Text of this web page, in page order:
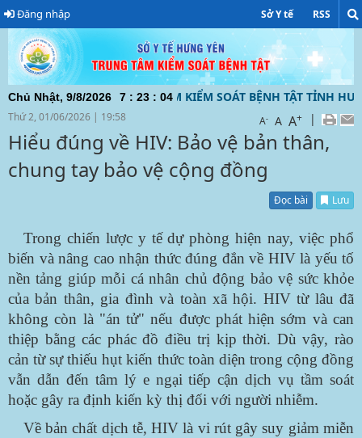
Đăng nhập Sở Y tế RSS
Chủ Nhật, 9/8/2026 7 : 23 : 05
TỬ CỦA TRUNG TÂM KIỂM SOÁT BỆNH TẬT TỈNH
Thứ 2, 01/06/2026 | 19:58 A- A A+ |
Hiểu đúng về HIV: Bảo vệ bản thân,
chung tay bảo vệ cộng đồng
Đọc bài Lưu
Trong chiến lược y tế dự phòng hiện nay, việc phổ
biến và nâng cao nhận thức đúng đắn về HIV là yếu tố
nền tảng giúp mỗi cá nhân chủ động bảo vệ sức khỏe
của bản thân, gia đình và toàn xã hội. HIV từ lâu đã
không còn là "án tử" nếu được phát hiện sớm và can
thiệp bằng các phác đồ điều trị kịp thời. Dù vậy, rào
cản từ sự thiếu hụt kiến thức toàn diện trong cộng đồng
vẫn dẫn đến tâm lý e ngại tiếp cận dịch vụ tầm soát
hoặc gây ra định kiến kỳ thị đối với người nhiễm.
Về bản chất dịch tễ, HIV là vi rút gây suy giảm miễn